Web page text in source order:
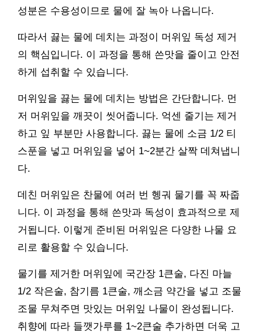
성분은 수용성이므로 물에 잘 녹아 나옵니다.
따라서 끓는 물에 데치는 과정이 머위잎 독성 제거
의 핵심입니다. 이 과정을 통해 쓴맛을 줄이고 안전
하게 섭취할 수 있습니다.
머위잎을 끓는 물에 데치는 방법은 간단합니다. 먼
저 머위잎을 깨끗이 씻어줍니다. 억센 줄기는 제거
하고 잎 부분만 사용합니다. 끓는 물에 소금 1/2 티
스푼을 넣고 머위잎을 넣어 1~2분간 살짝 데쳐냅니
다.
데친 머위잎은 찬물에 여러 번 헹궈 물기를 꼭 짜줍
니다. 이 과정을 통해 쓴맛과 독성이 효과적으로 제
거됩니다. 이렇게 준비된 머위잎은 다양한 나물 요
리로 활용할 수 있습니다.
물기를 제거한 머위잎에 국간장 1큰술, 다진 마늘
1/2 작은술, 참기름 1큰술, 깨소금 약간을 넣고 조물
조물 무쳐주면 맛있는 머위잎 나물이 완성됩니다.
취향에 따라 들깻가루를 1~2큰술 추가하면 더욱 고